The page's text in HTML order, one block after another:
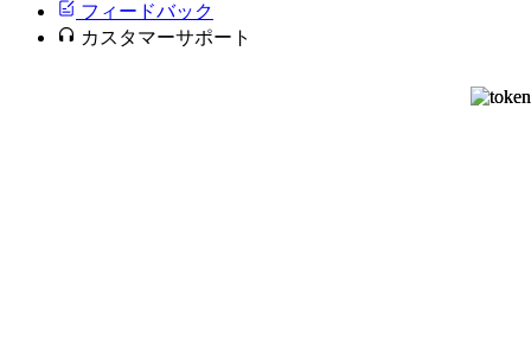
フィードバック
カスタマーサポート